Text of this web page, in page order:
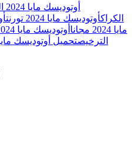
أوتوديسك مايا 2024 الرقم التسلسلي
الكراكأوتوديسك مايا 2024 تورنت
مايا 2024 مجانا
أوتوديسك مايا 2024 محمول
الترخيصتحميل أوتوديسك مايا